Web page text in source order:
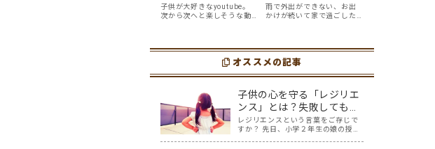
年中男児が、自分か
ら好んで見る
選
子供が大好きなyoutube。
次から次へと楽しそうな動
ツールです。アットホーム留
学では、親子の会話・家庭
youtubeやゲーム、アプリ
単に、親子で英語ヨ
ガを楽しめる
選
雨で外出ができない、お出
かけが続いて家で過ごした
な時は英語ヨガに親子で挑
戦してみませんか？ 今回の
にオススメの「youtube動
オススメの記事
子供の心を守る「レジリエ
ンス」とは？失敗しても立
ち直れる子の育て方
レジリエンスという言葉をご存じで
すか？ 先日、小学２年生の娘の授業